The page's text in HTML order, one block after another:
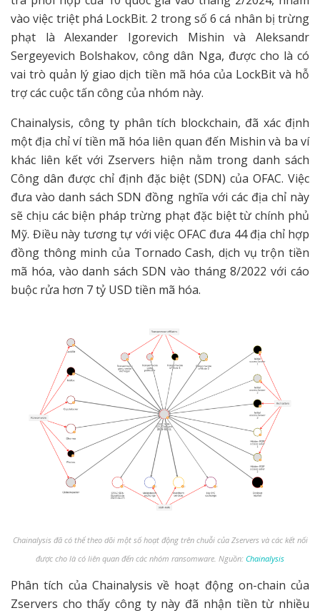
vào việc triệt phá LockBit. 2 trong số 6 cá nhân bị trừng
phạt là Alexander Igorevich Mishin và Aleksandr
Sergeyevich Bolshakov, công dân Nga, được cho là có
vai trò quản lý giao dịch tiền mã hóa của LockBit và hỗ
trợ các cuộc tấn công của nhóm này.
Chainalysis, công ty phân tích blockchain, đã xác định
một địa chỉ ví tiền mã hóa liên quan đến Mishin và ba ví
khác liên kết với Zservers hiện nằm trong danh sách
Công dân được chỉ định đặc biệt (SDN) của OFAC. Việc
đưa vào danh sách SDN đồng nghĩa với các địa chỉ này
sẽ chịu các biện pháp trừng phạt đặc biệt từ chính phủ
Mỹ. Điều này tương tự với việc OFAC đưa 44 địa chỉ hợp
đồng thông minh của Tornado Cash, dịch vụ trộn tiền
mã hóa, vào danh sách SDN vào tháng 8/2022 với cáo
buộc rửa hơn 7 tỷ USD tiền mã hóa.
Chainalysis đã có thể theo dõi một số hoạt động trên chuỗi của Zservers và các kết nối
được cho là có liên quan đến các nhóm ransomware. Nguồn: Chainalysis
Phân tích của Chainalysis về hoạt động on-chain của
Zservers cho thấy công ty này đã nhận tiền từ nhiều